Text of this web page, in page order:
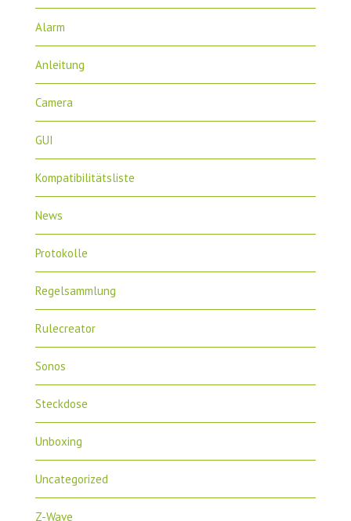
Alarm
Anleitung
Camera
GUI
Kompatibilitätsliste
News
Protokolle
Regelsammlung
Rulecreator
Sonos
Steckdose
Unboxing
Uncategorized
Z-Wave